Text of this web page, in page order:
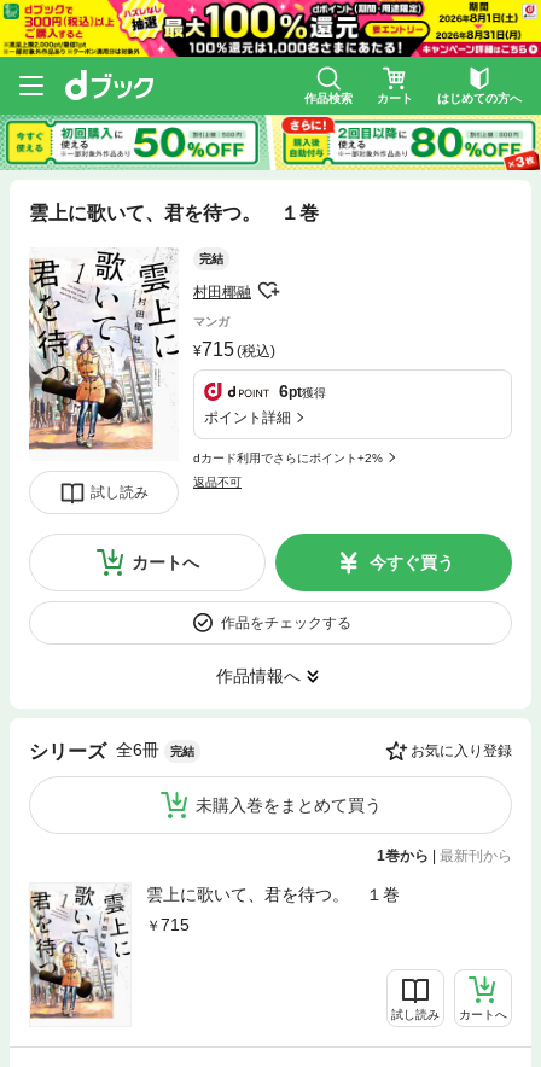
作品検索 カート はじめての方へ
雲上に歌いて、君を待つ。 １巻
試し読み
完結
村田椰融
マンガ
715(税込)
6pt獲得
ポイント詳細
dカード利用でさらにポイント+2%
返品不可
カートへ 今すぐ買う
作品をチェックする
作品情報へ
シリーズ 全6冊 完結 お気に入り登録
未購入巻をまとめて買う
1巻から | 最新刊から
雲上に歌いて、君を待つ。 １巻
715
試し読み カートへ